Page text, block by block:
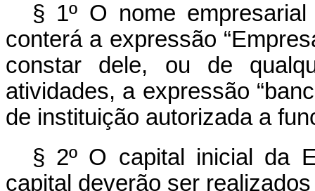
§ 1º O nome
conterá a expressão
constar dele, ou de
atividades, a expressão
de instituição autorizada a
§ 2º O capital inicial da
capital deverão ser